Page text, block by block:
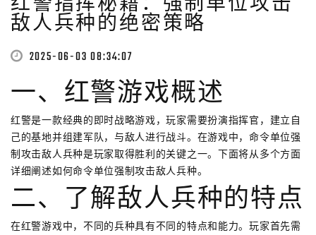
敌人兵种的绝密策略
2025-06-03 08:34:07
一、红警游戏概述
红警是一款经典的即时战略游戏，玩家需要扮演指挥官，建立自
己的基地并组建军队，与敌人进行战斗。在游戏中，命令单位强
制攻击敌人兵种是玩家取得胜利的关键之一。下面将从多个方面
详细阐述如何命令单位强制攻击敌人兵种。
二、了解敌人兵种的特点
在红警游戏中，不同的兵种具有不同的特点和能力。玩家首先需